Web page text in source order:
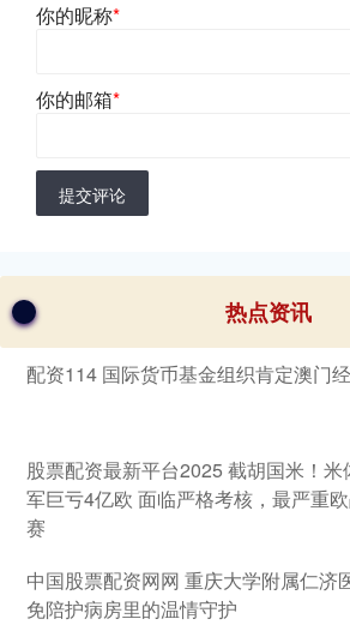
你的昵称*
你的邮箱*
提交评论
热点资讯
配资114 国际货币基金组织肯定澳门
股票配资最新平台2025 截胡国米！米
军巨亏4亿欧 面临严格考核，最严重
赛
中国股票配资网网 重庆大学附属仁济
免陪护病房里的温情守护